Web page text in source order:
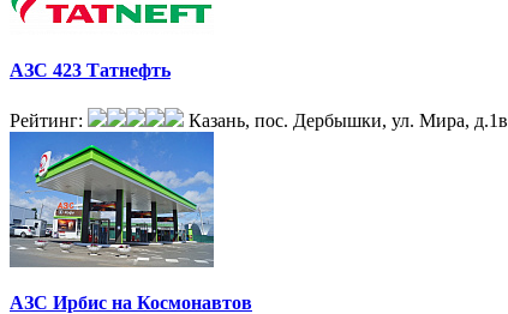
АЗС 423 Татнефть
Рейтинг: Казань, пос. Дербышки, ул. Мира, д.1в
АЗС Ирбис на Космонавтов